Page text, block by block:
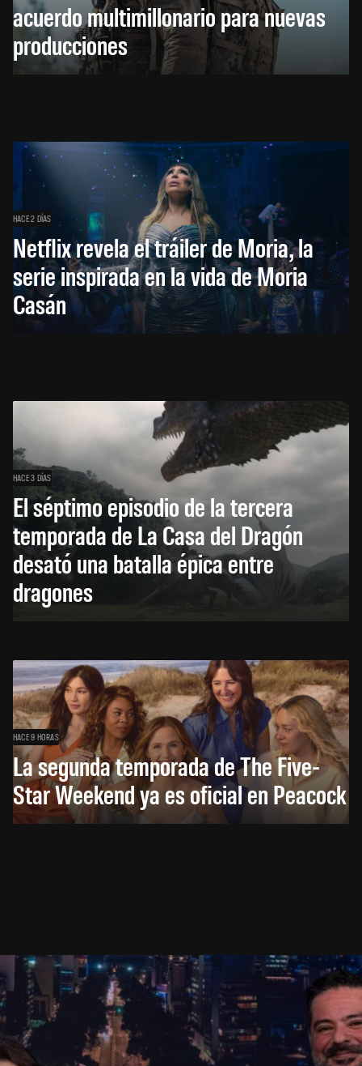
acuerdo multimillonario para nuevas
producciones
HACE 2 DÍAS
Netflix revela el tráiler de Moria, la
serie inspirada en la vida de Moria
Casán
HACE 3 DÍAS
El séptimo episodio de la tercera
temporada de La Casa del Dragón
desató una batalla épica entre
dragones
HACE 9 HORAS
La segunda temporada de The Five-
Star Weekend ya es oficial en Peacock